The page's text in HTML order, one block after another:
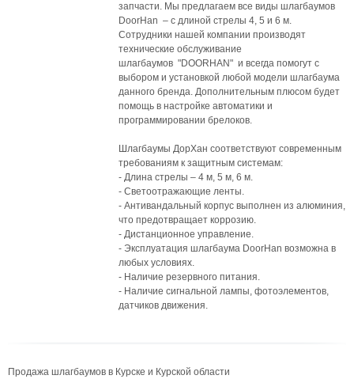
запчасти. Мы предлагаем все виды шлагбаумов
DoorHan – с длиной стрелы 4, 5 и 6 м.
Сотрудники нашей компании производят
технические обслуживание
шлагбаумов "DOORHAN" и всегда помогут с
выбором и установкой любой модели шлагбаума
данного бренда. Дополнительным плюсом будет
помощь в настройке автоматики и
программировании брелоков.
Шлагбаумы ДорХан соответствуют современным
требованиям к защитным системам:
- Длина стрелы – 4 м, 5 м, 6 м.
- Светоотражающие ленты.
- Антивандальный корпус выполнен из алюминия,
что предотвращает коррозию.
- Дистанционное управление.
- Эксплуатация шлагбаума DoorHan возможна в
любых условиях.
- Наличие резервного питания.
- Наличие сигнальной лампы, фотоэлементов,
датчиков движения.
Продажа шлагбаумов в Курске и Курской области